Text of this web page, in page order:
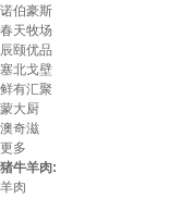
诺伯豪斯
春天牧场
辰颐优品
塞北戈壁
鲜有汇聚
蒙大厨
澳奇滋
更多
猪牛羊肉:
羊肉